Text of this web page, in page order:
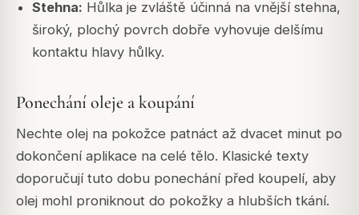
Stehna: Hůlka je zvláště účinná na vnější stehna,
široký, plochý povrch dobře vyhovuje delšímu
kontaktu hlavy hůlky.
Ponechání oleje a koupání
Nechte olej na pokožce patnáct až dvacet minut po
dokončení aplikace na celé tělo. Klasické texty
doporučují tuto dobu ponechání před koupelí, aby
olej mohl proniknout do pokožky a hlubších tkání.